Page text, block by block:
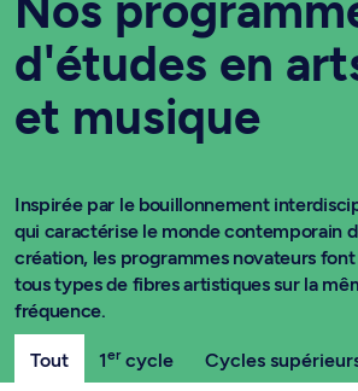
d'études en
et musique
Inspirée par le bouillonnement
qui caractérise le monde contemporain
création, les programmes novateurs
tous types de fibres artistiques sur la
fréquence.
Tout 1ercycle Cycles